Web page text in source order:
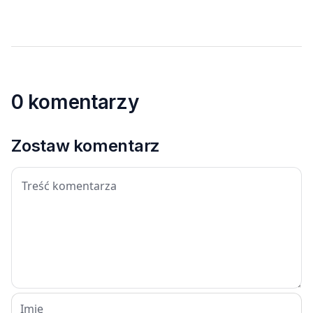
0 komentarzy
Zostaw komentarz